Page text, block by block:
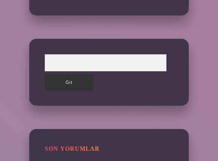
SON YORUMLAR